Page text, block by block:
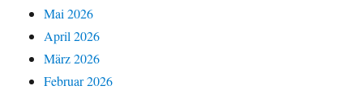
Mai 2026
April 2026
März 2026
Februar 2026